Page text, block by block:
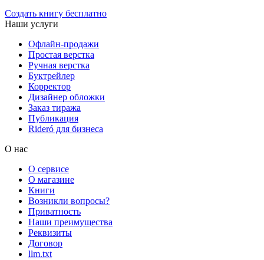
Создать книгу бесплатно
Наши услуги
Офлайн-продажи
Простая верстка
Ручная верстка
Буктрейлер
Корректор
Дизайнер обложки
Заказ тиража
Публикация
Rideró для бизнеса
О нас
О сервисе
О магазине
Книги
Возникли вопросы?
Приватность
Наши преимущества
Реквизиты
Договор
llm.txt